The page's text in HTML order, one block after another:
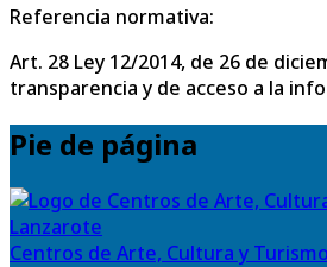
Referencia normativa:
Art. 28 Ley 12/2014, de 26 de
transparencia y de acceso a la
Pie de página
Centros de Arte, Cultura y